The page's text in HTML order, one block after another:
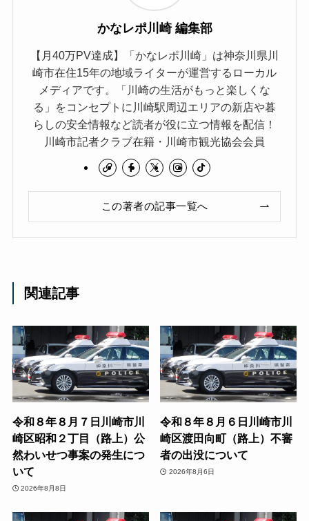
かなレポ川崎 編集部
【月40万PV達成】「かなレポ川崎」は神奈川県川
崎市在住15年の地域ライターが運営するローカル
メディアです。「川崎の生活がもっと楽しくな
る」をコンセプトに川崎駅周辺エリアの新店や暮
らしの安全情報など読者が役に立つ情報を配信！
川崎市記者クラブ在籍・川崎市観光協会会員
この著者の記事一覧へ
関連記事
令和８年８月７日川崎市川
崎区昭和２丁目（路上）公
然わいせつ事案の発生につ
いて
2026年8月8日
令和８年８月６日川崎市川
崎区渡田向町（路上）不審
者の出没について
2026年8月6日